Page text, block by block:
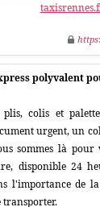
https
polyvalent
colis et
urgent, un
sommes là
disponible 24
l'importance de
transporter.